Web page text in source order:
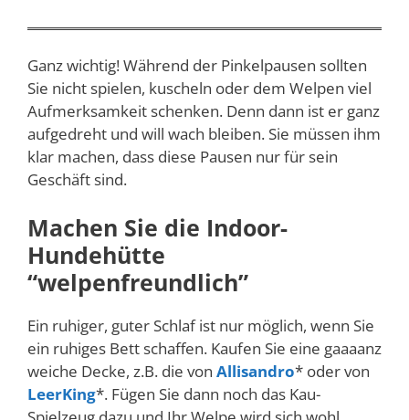
Ganz wichtig! Während der Pinkelpausen sollten
Sie nicht spielen, kuscheln oder dem Welpen viel
Aufmerksamkeit schenken. Denn dann ist er ganz
aufgedreht und will wach bleiben. Sie müssen ihm
klar machen, dass diese Pausen nur für sein
Geschäft sind.
Machen Sie die Indoor-
Hundehütte
“welpenfreundlich”
Ein ruhiger, guter Schlaf ist nur möglich, wenn Sie
ein ruhiges Bett schaffen. Kaufen Sie eine gaaaanz
weiche Decke, z.B. die von Allisandro* oder von
LeerKing*. Fügen Sie dann noch das Kau-